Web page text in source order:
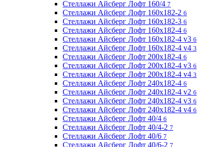
Стеллажи Айсберг Лофт 160/4 7
Стеллажи Айсберг Лофт 160х182-2 6
Стеллажи Айсберг Лофт 160х182-3 6
Стеллажи Айсберг Лофт 160х182-4 6
Стеллажи Айсберг Лофт 160х182-4 v3 6
Стеллажи Айсберг Лофт 160х182-4 v4 3
Стеллажи Айсберг Лофт 200х182-4 6
Стеллажи Айсберг Лофт 200х182-4 v3 6
Стеллажи Айсберг Лофт 200х182-4 v4 3
Стеллажи Айсберг Лофт 240х182-4 6
Стеллажи Айсберг Лофт 240х182-4 v2 6
Стеллажи Айсберг Лофт 240х182-4 v3 6
Стеллажи Айсберг Лофт 240х182-4 v4 6
Стеллажи Айсберг Лофт 40/4 6
Стеллажи Айсберг Лофт 40/4-2 7
Стеллажи Айсберг Лофт 40/6 7
Стеллажи Айсберг Лофт 40/6-2 7